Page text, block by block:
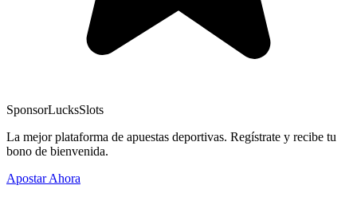
SponsorLucksSlots
La mejor plataforma de apuestas deportivas. Regístrate y recibe tu
bono de bienvenida.
Apostar Ahora